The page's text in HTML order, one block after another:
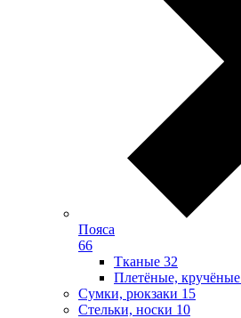
Пояса
66
Тканые 32
Плетёные, кручёные
Сумки, рюкзаки 15
Стельки, носки 10